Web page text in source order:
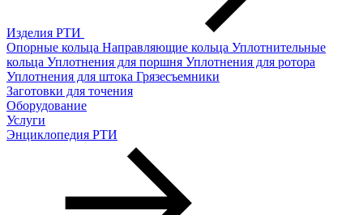
Изделия РТИ
Опорные кольца Направляющие кольца Уплотнительные
кольца Уплотнения для поршня Уплотнения для ротора
Уплотнения для штока Грязесъемники
Заготовки для точения
Оборудование
Услуги
Энциклопедия РТИ